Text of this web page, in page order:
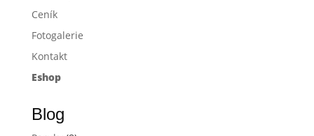
Ceník
Fotogalerie
Kontakt
Eshop
Blog